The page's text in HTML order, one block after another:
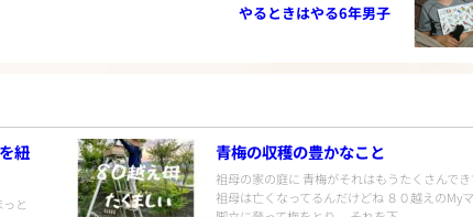
やるときはやる6年男子
紐
と
青梅の収穫の豊かなこと
祖母の家の庭に 青梅がそれはもうたくさんで
祖母は亡くなってるんだけどね ８０越えのMy